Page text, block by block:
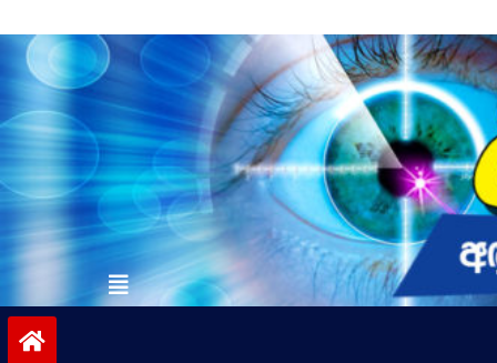
to
contentvinivida.lk